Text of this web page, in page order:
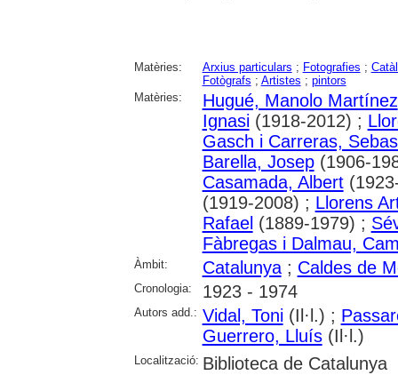
Matèries: Arxius particulars ; Fotografies ;
Fotògrafs ; Artistes ; pintors
Matèries:
Hugué, Manolo Martínez
Ignasi(1918-2012) ;
Gasch i Carreras,
Barella, Josep(1906-
Casamada, Albert
(1919-2008) ; Llorens
Rafael (1889-1979) ;
Fàbregas i Dalmau,
Àmbit: Catalunya; Caldes de
Cronologia: 1923 - 1974
Autors add.: Vidal, Toni(Il·l.) ;
Guerrero, Lluís(Il·l.)
Localització: Biblioteca de Catalunya